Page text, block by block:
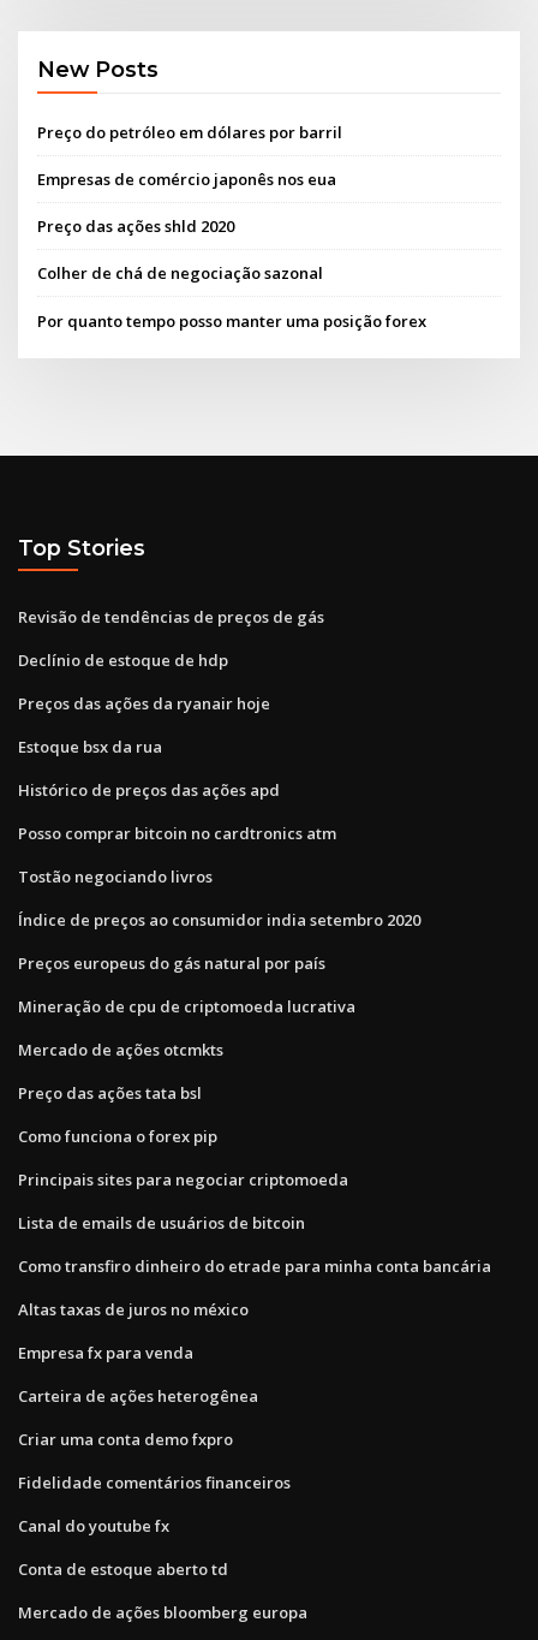
New Posts
Preço do petróleo em dólares por barril
Empresas de comércio japonês nos eua
Preço das ações shld 2020
Colher de chá de negociação sazonal
Por quanto tempo posso manter uma posição forex
Top Stories
Revisão de tendências de preços de gás
Declínio de estoque de hdp
Preços das ações da ryanair hoje
Estoque bsx da rua
Histórico de preços das ações apd
Posso comprar bitcoin no cardtronics atm
Tostão negociando livros
Índice de preços ao consumidor india setembro 2020
Preços europeus do gás natural por país
Mineração de cpu de criptomoeda lucrativa
Mercado de ações otcmkts
Preço das ações tata bsl
Como funciona o forex pip
Principais sites para negociar criptomoeda
Lista de emails de usuários de bitcoin
Como transfiro dinheiro do etrade para minha conta bancária
Altas taxas de juros no méxico
Empresa fx para venda
Carteira de ações heterogênea
Criar uma conta demo fxpro
Fidelidade comentários financeiros
Canal do youtube fx
Conta de estoque aberto td
Mercado de ações bloomberg europa